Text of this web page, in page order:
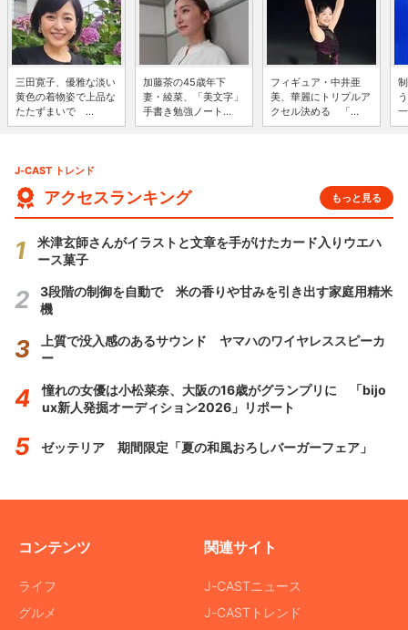
三田寛子、優雅な淡い
黄色の着物姿で上品な
たたずまいで ...
加藤茶の45歳年下
妻・綾菜、「美文字」
手書き勉強ノート...
フィギュア・中井亜
美、華麗にトリプルア
クセル決める 「...
J-CAST トレンド
アクセスランキング もっと見る
米津玄師さんがイラストと文章を手がけたカード入りウエハ
ース菓子
3段階の制御を自動で 米の香りや甘みを引き出す家庭用精米
機
上質で没入感のあるサウンド ヤマハのワイヤレススピーカ
ー
憧れの女優は小松菜奈、大阪の16歳がグランプリに 「bijo
ux新人発掘オーディション2026」リポート
ゼッテリア 期間限定「夏の和風おろしバーガーフェア」
コンテンツ
ライフ
グルメ
関連サイト
J-CASTニュース
J-CASTトレンド